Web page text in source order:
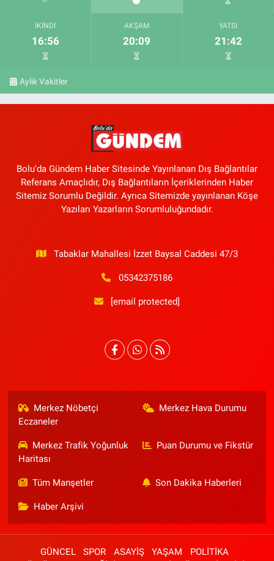
İKINDI
16:56
AKŞAM
20:09
YATSI
21:42
Aylık Vakitler
Bolu'da Gündem Haber Sitesinde Yayınlanan Dış Bağlantılar
Referans Amaçlıdır, Dış Bağlantıların İçeriklerinden Haber
Sitemiz Sorumlu Değildir. Ayrıca Sitemizde yayınlanan Köşe
Yazıları Yazarların Sorumluluğundadır.
Tabaklar Mahallesi İzzet Baysal Caddesi 47/3
05342375186
[email protected]
Merkez Nöbetçi
Eczaneler
Merkez Hava Durumu
Merkez Trafik Yoğunluk
Haritası
Puan Durumu ve Fikstür
Tüm Manşetler Son Dakika Haberleri
Haber Arşivi
GÜNCEL SPOR ASAYİŞ YAŞAM
POLİTİKA